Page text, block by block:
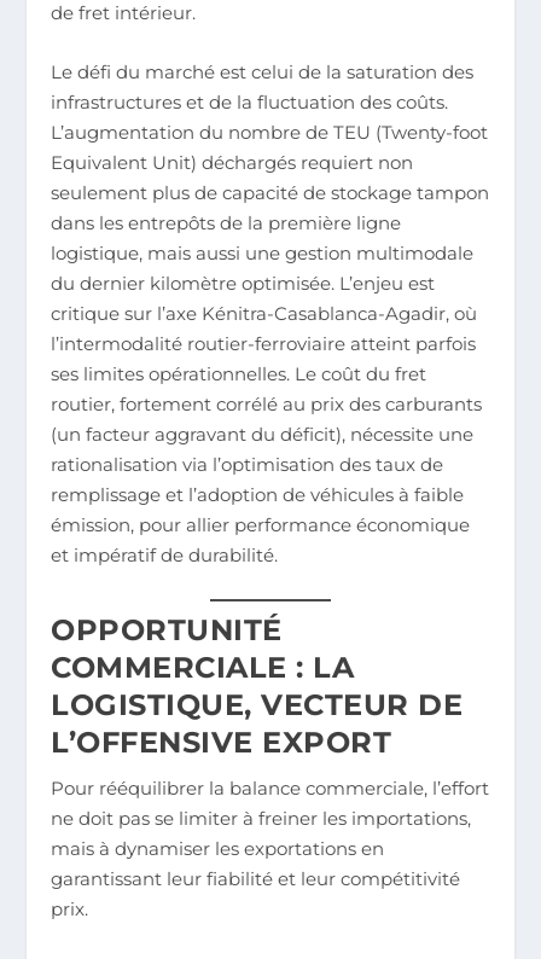
de fret intérieur.
Le défi du marché est celui de la saturation des
infrastructures et de la fluctuation des coûts.
L’augmentation du nombre de TEU (Twenty-foot
Equivalent Unit) déchargés requiert non
seulement plus de capacité de stockage tampon
dans les entrepôts de la première ligne
logistique, mais aussi une gestion multimodale
du dernier kilomètre optimisée. L’enjeu est
critique sur l’axe Kénitra-Casablanca-Agadir, où
l’intermodalité routier-ferroviaire atteint parfois
ses limites opérationnelles. Le coût du fret
routier, fortement corrélé au prix des carburants
(un facteur aggravant du déficit), nécessite une
rationalisation via l’optimisation des taux de
remplissage et l’adoption de véhicules à faible
émission, pour allier performance économique
et impératif de durabilité.
OPPORTUNITÉ
COMMERCIALE : LA
LOGISTIQUE, VECTEUR DE
L’OFFENSIVE EXPORT
Pour rééquilibrer la balance commerciale, l’effort
ne doit pas se limiter à freiner les importations,
mais à dynamiser les exportations en
garantissant leur fiabilité et leur compétitivité
prix.